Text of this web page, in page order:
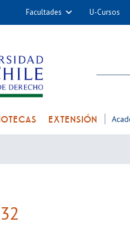
Facultades
Cs. Químicas y Farmacéuticas
Medicina
U-Cursos
EXTENSIÓN